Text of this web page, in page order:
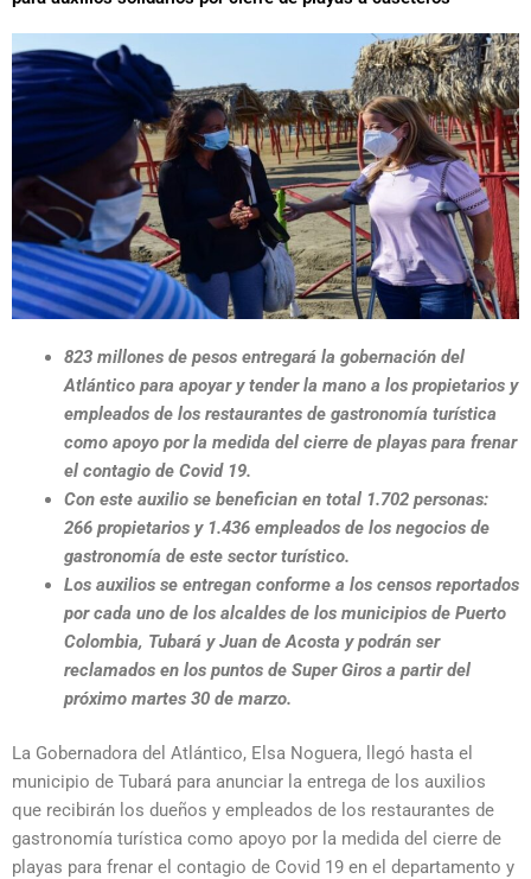
823 millones de pesos entregará la gobernación del
Atlántico para apoyar y tender la mano a los propietarios y
empleados de los restaurantes de gastronomía turística
como apoyo por la medida del cierre de playas para frenar
el contagio de Covid 19.
Con este auxilio se benefician en total 1.702 personas:
266 propietarios y 1.436 empleados de los negocios de
gastronomía de este sector turístico.
Los auxilios se entregan conforme a los censos reportados
por cada uno de los alcaldes de los municipios de Puerto
Colombia, Tubará y Juan de Acosta y podrán ser
reclamados en los puntos de Super Giros a partir del
próximo martes 30 de marzo.
La Gobernadora del Atlántico, Elsa Noguera, llegó hasta el
municipio de Tubará para anunciar la entrega de los auxilios
que recibirán los dueños y empleados de los restaurantes de
gastronomía turística como apoyo por la medida del cierre de
playas para frenar el contagio de Covid 19 en el departamento y